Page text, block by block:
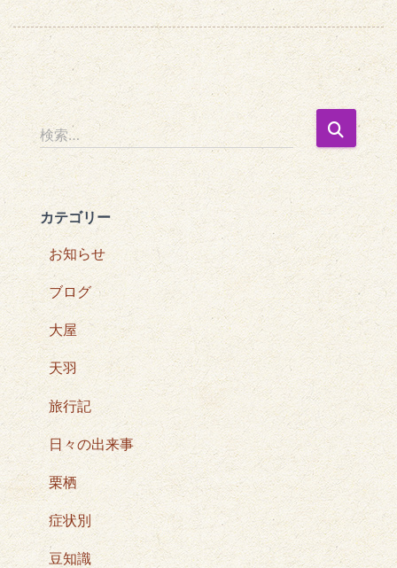
検
索
検索…
カテゴリー
お知らせ
ブログ
大屋
天羽
旅行記
日々の出来事
栗栖
症状別
豆知識